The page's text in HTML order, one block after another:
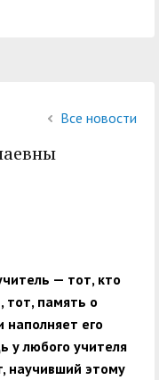
ГАГУ
о
Все новости
— тот, кто
тот, память о
наполняет его
у любого учителя
научивший этому